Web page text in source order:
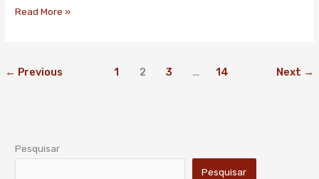
2,1
Read More »
← Previous 1 2 3 … 14 Next →
Pesquisar
Pesquisar